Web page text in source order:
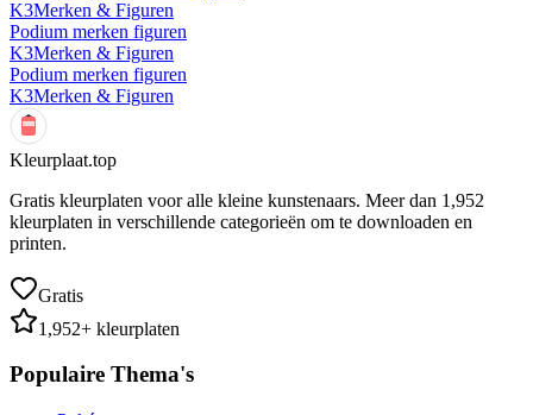
K3Merken & Figuren
Podium merken figuren
K3Merken & Figuren
Podium merken figuren
K3Merken & Figuren
Kleurplaat.top
Gratis kleurplaten voor alle kleine kunstenaars. Meer dan 1,952
kleurplaten in verschillende categorieën om te downloaden en
printen.
Gratis
1,952+ kleurplaten
Populaire Thema's